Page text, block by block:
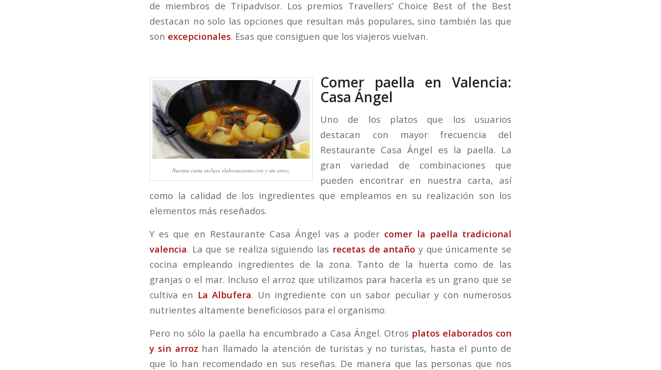
de miembros de Tripadvisor. Los premios Travellers’ Choice Best of the Best
destacan no solo las opciones que resultan más populares, sino también las que
son excepcionales. Esas que consiguen que los viajeros vuelvan.
Nuestra carta incluye elaboraciones con y sin arroz.
Comer paella en Valencia:
Casa Ángel
Uno de los platos que los usuarios
destacan con mayor frecuencia del
Restaurante Casa Ángel es la paella. La
gran variedad de combinaciones que
pueden encontrar en nuestra carta, así
como la calidad de los ingredientes que empleamos en su realización son los
elementos más reseñados.
Y es que en Restaurante Casa Ángel vas a poder comer la paella tradicional
valencia. La que se realiza siguiendo las recetas de antaño y que únicamente se
cocina empleando ingredientes de la zona. Tanto de la huerta como de las
granjas o el mar. Incluso el arroz que utilizamos para hacerla es un grano que se
cultiva en La Albufera. Un ingrediente con un sabor peculiar y con numerosos
nutrientes altamente beneficiosos para el organismo.
Pero no sólo la paella ha encumbrado a Casa Ángel. Otros platos elaborados con
y sin arroz han llamado la atención de turistas y no turistas, hasta el punto de
que lo han recomendado en sus reseñas. De manera que las personas que nos